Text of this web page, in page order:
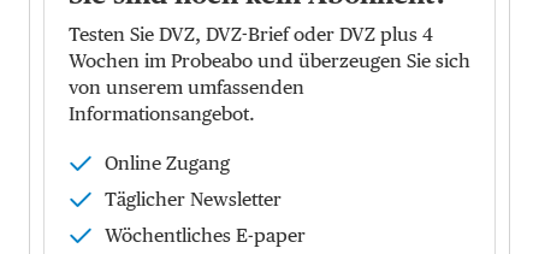
Testen Sie DVZ, DVZ-Brief oder DVZ plus 4
Wochen im Probeabo und überzeugen Sie sich
von unserem umfassenden
Informationsangebot.
Online Zugang
Täglicher Newsletter
Wöchentliches E-paper